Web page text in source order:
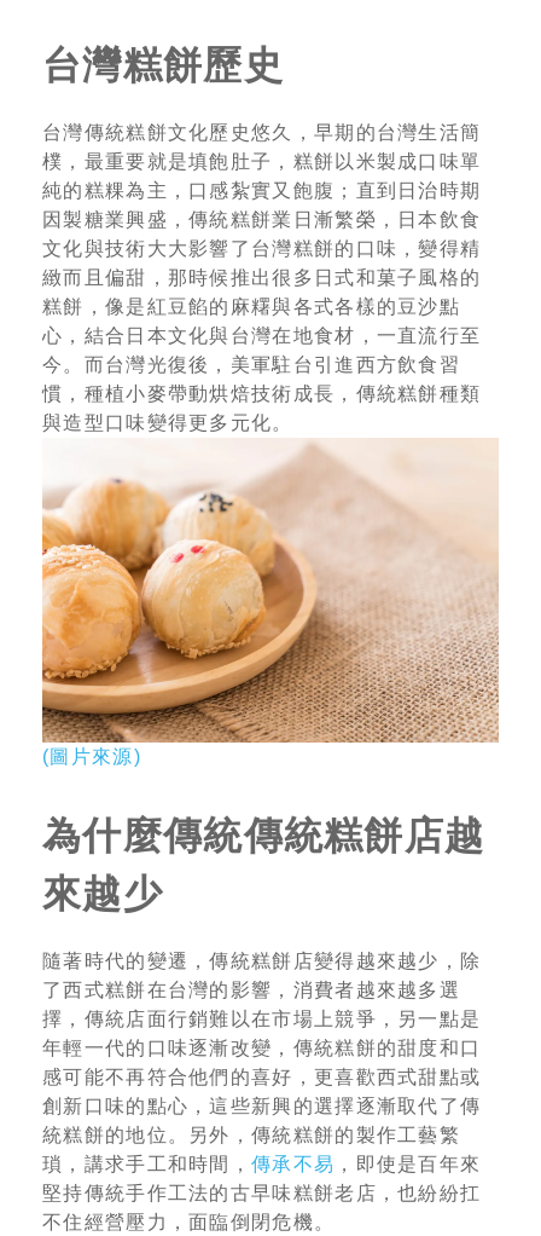
台灣糕餅歷史
台灣傳統糕餅文化歷史悠久，早期的台灣生活簡
樸，最重要就是填飽肚子，糕餅以米製成口味單
純的糕粿為主，口感紮實又飽腹；直到日治時期
因製糖業興盛，傳統糕餅業日漸繁榮，日本飲食
文化與技術大大影響了台灣糕餅的口味，變得精
緻而且偏甜，那時候推出很多日式和菓子風格的
糕餅，像是紅豆餡的麻糬與各式各樣的豆沙點
心，結合日本文化與台灣在地食材，一直流行至
今。而台灣光復後，美軍駐台引進西方飲食習
慣，種植小麥帶動烘焙技術成長，傳統糕餅種類
與造型口味變得更多元化。
(圖片來源)
為什麼傳統傳統糕餅店越
來越少
隨著時代的變遷，傳統糕餅店變得越來越少，除
了西式糕餅在台灣的影響，消費者越來越多選
擇，傳統店面行銷難以在市場上競爭，另一點是
年輕一代的口味逐漸改變，傳統糕餅的甜度和口
感可能不再符合他們的喜好，更喜歡西式甜點或
創新口味的點心，這些新興的選擇逐漸取代了傳
統糕餅的地位。另外，傳統糕餅的製作工藝繁
瑣，講求手工和時間，傳承不易 ，即使是百年來
堅持傳統手作工法的古早味糕餅老店，也紛紛扛
不住經營壓力，面臨倒閉危機。